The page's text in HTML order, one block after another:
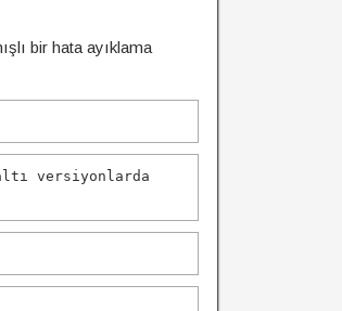
bir hata ayıklama
versiyonlarda